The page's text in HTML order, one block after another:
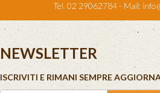
Tel. 02 29062784 - Mail:
NEWSLETTER
ISCRIVITI E RIMANI SEMPRE